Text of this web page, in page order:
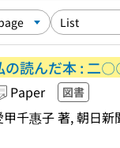
の読んだ本 : 二
Paper 図書
甲千惠子 著, 朝日